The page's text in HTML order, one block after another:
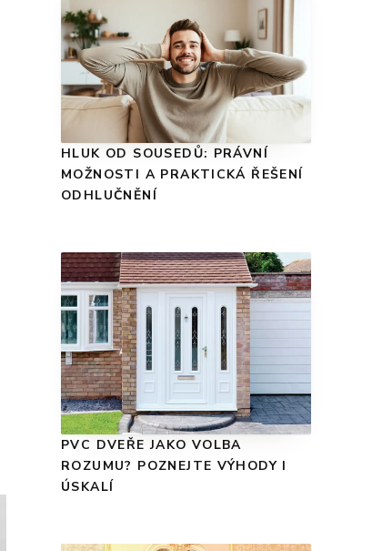
HLUK OD SOUSEDŮ: PRÁVNÍ
MOŽNOSTI A PRAKTICKÁ ŘEŠENÍ
ODHLUČNĚNÍ
PVC DVEŘE JAKO VOLBA
ROZUMU? POZNEJTE VÝHODY I
ÚSKALÍ